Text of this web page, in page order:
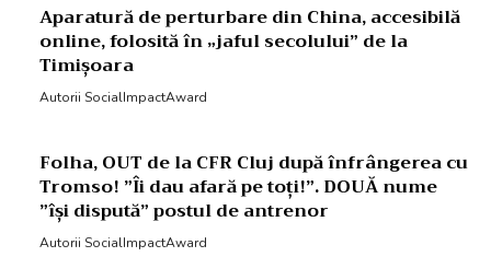
Aparatură de perturbare din China, accesibilă
online, folosită în „jaful secolului” de la
Timișoara
Autorii SocialImpactAward
Folha, OUT de la CFR Cluj după înfrângerea cu
Tromso! ”Îi dau afară pe toți!”. DOUĂ nume
”își dispută” postul de antrenor
Autorii SocialImpactAward